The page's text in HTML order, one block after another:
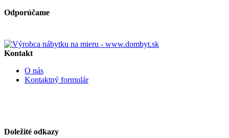
Odporúčame
Kontakt
O nás
Kontaktný formulár
Doležité odkazy